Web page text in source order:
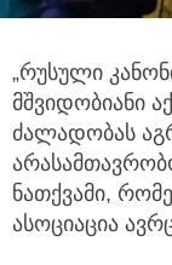
„რუსული
მშვიდობიანი
ძალადობას
ნათქვამი,
ასოციაცია